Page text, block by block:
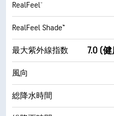
RealFeel®
RealFeel Shade™
最大紫外線指数 7.0 (
風向
総降水時間